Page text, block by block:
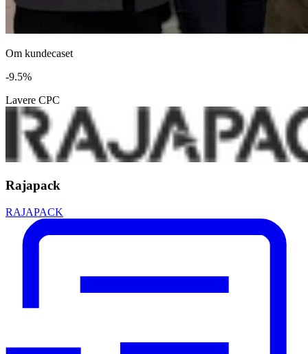
Om kundecaset
-9.5%
Lavere CPC
Rajapack
RAJAPACK